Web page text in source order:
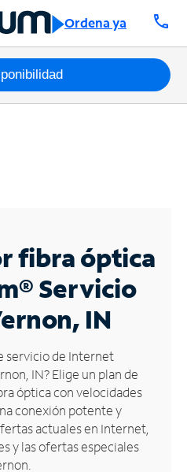
Ordena ya call
fibra óptica
Servicio
IN
servicio de Internet
IN? Elige un plan de
óptica con velocidades
conexión potente y
actuales en Internet,
y las ofertas especiales